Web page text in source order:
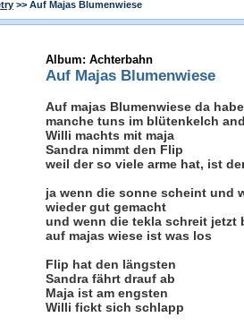
>> Auf Majas Blumenwiese
Album: Achterbahn
Auf Majas Blumenwiese
Auf majas Blumenwiese da
manche tuns im blütenkelch
Willi machts mit maja
Sandra nimmt den Flip
weil der so viele arme hat, ist
ja wenn die sonne scheint und
wieder gut gemacht
und wenn die tekla schreit jetzt
auf majas wiese ist was los
Flip hat den längsten
Sandra fährt drauf ab
Maja ist am engsten
Willi fickt sich schlapp